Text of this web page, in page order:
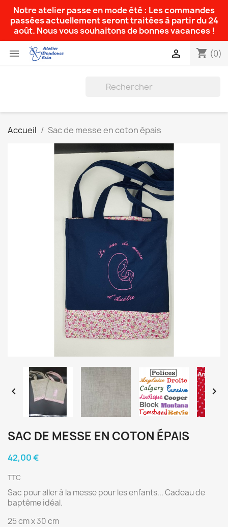
Notre atelier passe en mode été : Les commandes
passées actuellement seront traitées à partir du 24
août. Nous vous souhaitons de bonnes vacances !
 shopping_cart (0)

Accueil Sac de messe en coton épais
 
SAC DE MESSE EN COTON ÉPAIS
42,00 €
TTC
Sac pour aller à la messe pour les enfants... Cadeau de
baptême idéal.
25 cm x 30 cm